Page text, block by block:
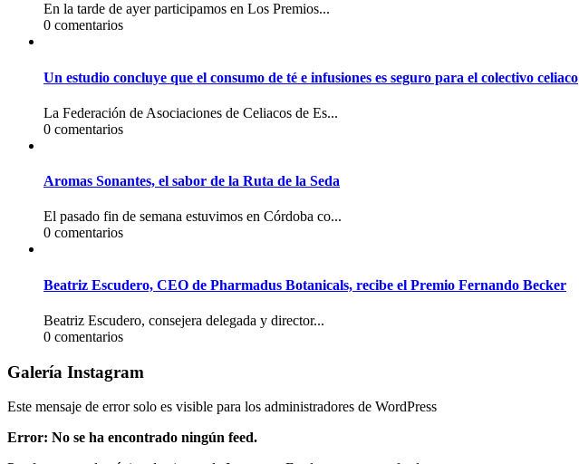
En la tarde de ayer participamos en Los Premios...
0 comentarios
Un estudio concluye que el consumo de té e infusiones es seguro para el colectivo celiaco
La Federación de Asociaciones de Celiacos de Es...
0 comentarios
Aromas Sonantes, el sabor de la Ruta de la Seda
El pasado fin de semana estuvimos en Córdoba co...
0 comentarios
Beatriz Escudero, CEO de Pharmadus Botanicals, recibe el Premio Fernando Becker
Beatriz Escudero, consejera delegada y director...
0 comentarios
Galería Instagram
Este mensaje de error solo es visible para los administradores de WordPress
Error: No se ha encontrado ningún feed.